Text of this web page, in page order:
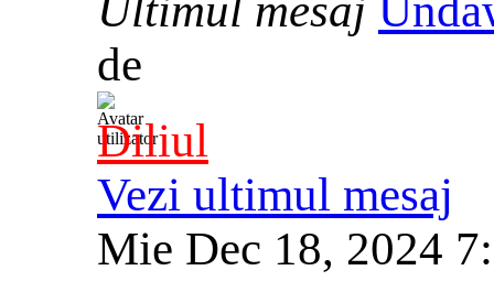
de
Diliul
Vezi ultimul mesaj
Mie Dec 18, 2024